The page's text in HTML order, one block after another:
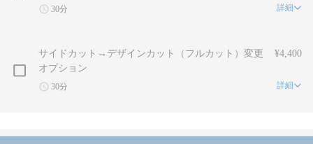
30分 詳細
サイドカット→デザインカット（フルカット）変更
オプション
¥4,400
30分 詳細